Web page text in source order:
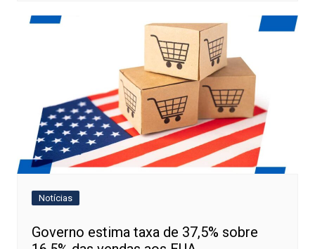
Notícias
Governo estima taxa de 37,5% sobre